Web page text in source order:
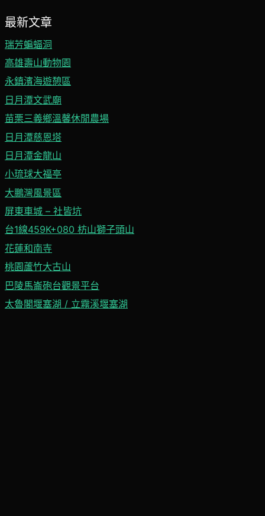
最新文章
瑞芳蝙蝠洞
高雄壽山動物園
永鎮濱海遊憩區
日月潭文武廟
苗栗三義鄉溫馨休閒農場
日月潭慈恩塔
日月潭金龍山
小琉球大福亭
大鵬灣風景區
屏東車城 – 社皆坑
台1線459K+080 枋山獅子頭山
花蓮和南寺
桃園蘆竹大古山
巴陵馬崙砲台觀景平台
太魯閣堰塞湖 / 立霧溪堰塞湖